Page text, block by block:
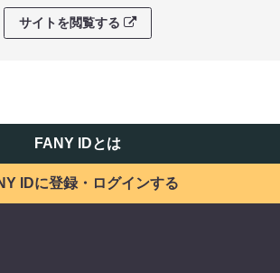
サイトを閲覧する
FANY IDとは
IDに登録・ログインする